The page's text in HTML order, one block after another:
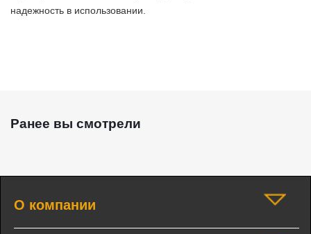
надежность в использовании.
Ранее вы смотрели
О компании